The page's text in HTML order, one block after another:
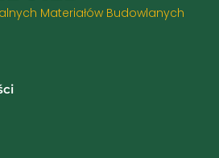
Materiałów Budowlanych